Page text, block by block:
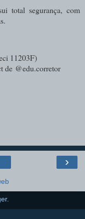
total segurança, com
11203F)
de @edu.corretor
›
.